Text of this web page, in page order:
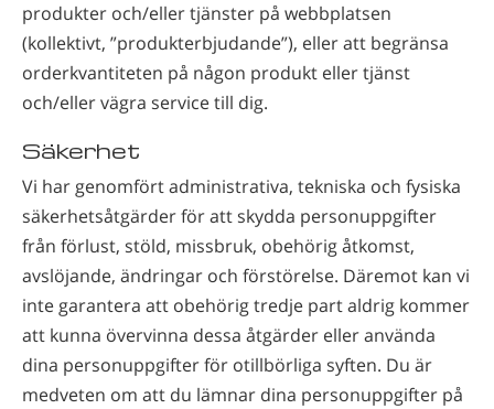
produkter och/eller tjänster på webbplatsen
(kollektivt, ”produkterbjudande”), eller att begränsa
orderkvantiteten på någon produkt eller tjänst
och/eller vägra service till dig.
Säkerhet
Vi har genomfört administrativa, tekniska och fysiska
säkerhetsåtgärder för att skydda personuppgifter
från förlust, stöld, missbruk, obehörig åtkomst,
avslöjande, ändringar och förstörelse. Däremot kan vi
inte garantera att obehörig tredje part aldrig kommer
att kunna övervinna dessa åtgärder eller använda
dina personuppgifter för otillbörliga syften. Du är
medveten om att du lämnar dina personuppgifter på